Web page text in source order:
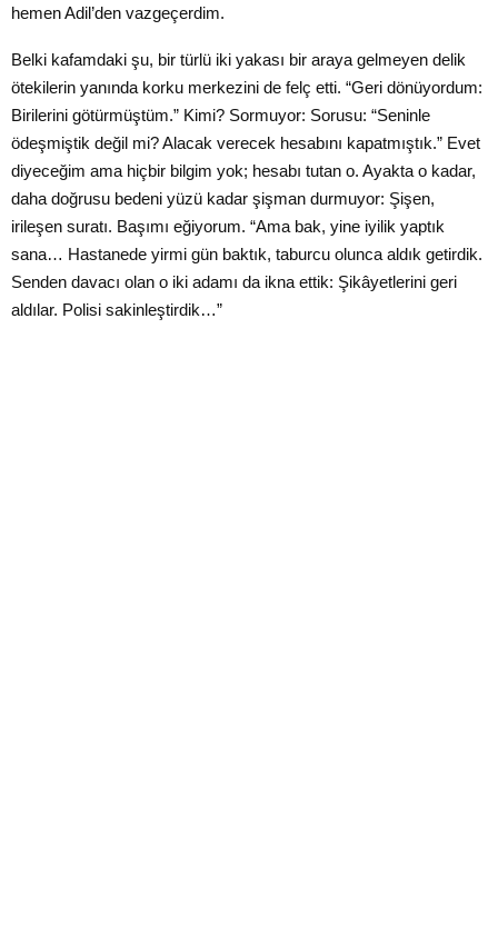
hemen Adil’den vazgeçerdim.
Belki kafamdaki şu, bir türlü iki yakası bir araya gelmeyen delik
ötekilerin yanında korku merkezini de felç etti. “Geri dönüyordum:
Birilerini götürmüştüm.” Kimi? Sormuyor: Sorusu: “Seninle
ödeşmiştik değil mi? Alacak verecek hesabını kapatmıştık.” Evet
diyeceğim ama hiçbir bilgim yok; hesabı tutan o. Ayakta o kadar,
daha doğrusu bedeni yüzü kadar şişman durmuyor: Şişen,
irileşen suratı. Başımı eğiyorum. “Ama bak, yine iyilik yaptık
sana… Hastanede yirmi gün baktık, taburcu olunca aldık getirdik.
Senden davacı olan o iki adamı da ikna ettik: Şikâyetlerini geri
aldılar. Polisi sakinleştirdik…”